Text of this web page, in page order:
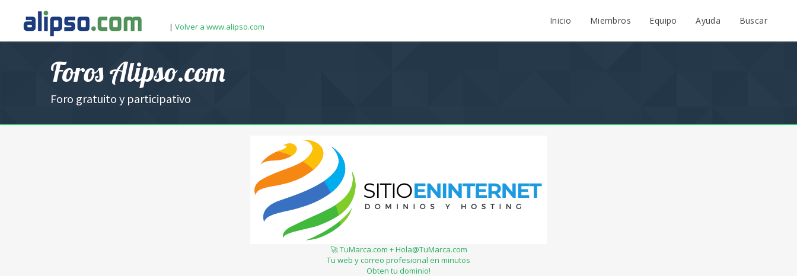
| Volver a www.alipso.com
Inicio Miembros Equipo Ayuda Buscar
Foros Alipso.com
Foro gratuito y participativo
🚀 TuMarca.com + Hola@TuMarca.com
Tu web y correo profesional en minutos
Obten tu dominio!